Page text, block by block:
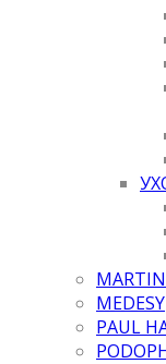
MEDESY
PAUL